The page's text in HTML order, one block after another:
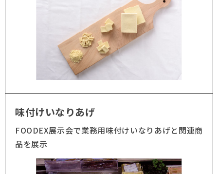
味付けいなりあげ
FOODEX展示会で業務用味付けいなりあげと関連商
品を展示